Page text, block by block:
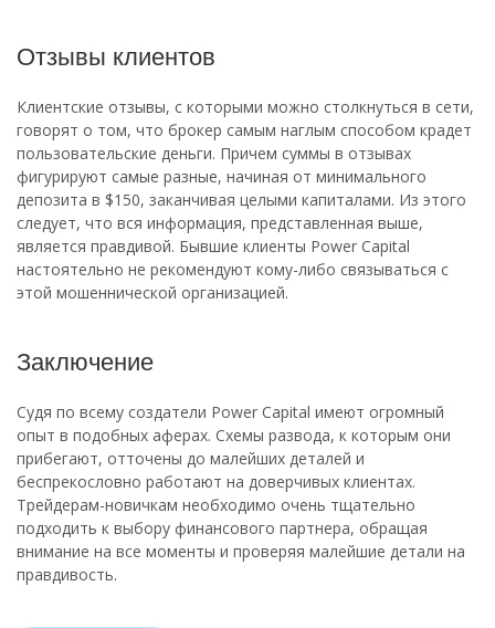
Отзывы клиентов
Клиентские отзывы, с которыми можно столкнуться в сети,
говорят о том, что брокер самым наглым способом крадет
пользовательские деньги. Причем суммы в отзывах
фигурируют самые разные, начиная от минимального
депозита в $150, заканчивая целыми капиталами. Из этого
следует, что вся информация, представленная выше,
является правдивой. Бывшие клиенты Power Capital
настоятельно не рекомендуют кому-либо связываться с
этой мошеннической организацией.
Заключение
Судя по всему создатели Power Capital имеют огромный
опыт в подобных аферах. Схемы развода, к которым они
прибегают, отточены до малейших деталей и
беспрекословно работают на доверчивых клиентах.
Трейдерам-новичкам необходимо очень тщательно
подходить к выбору финансового партнера, обращая
внимание на все моменты и проверяя малейшие детали на
правдивость.